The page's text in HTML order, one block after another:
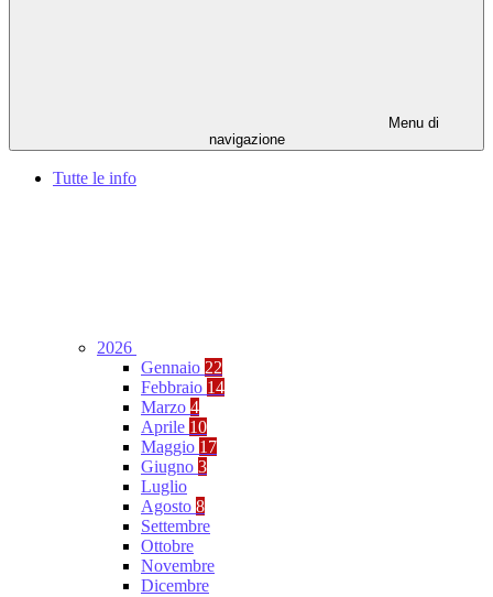
Menu di
navigazione
Tutte le info
2026
Gennaio 22
Febbraio 14
Marzo 4
Aprile 10
Maggio 17
Giugno 3
Luglio
Agosto 8
Settembre
Ottobre
Novembre
Dicembre